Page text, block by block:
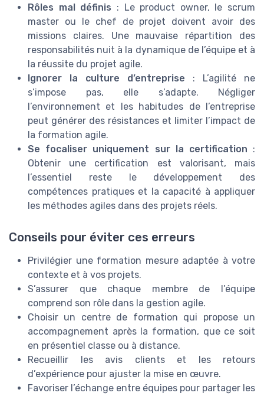
Rôles mal définis : Le product owner, le scrum
master ou le chef de projet doivent avoir des
missions claires. Une mauvaise répartition des
responsabilités nuit à la dynamique de l’équipe et à
la réussite du projet agile.
Ignorer la culture d’entreprise : L’agilité ne
s’impose pas, elle s’adapte. Négliger
l’environnement et les habitudes de l’entreprise
peut générer des résistances et limiter l’impact de
la formation agile.
Se focaliser uniquement sur la certification :
Obtenir une certification est valorisant, mais
l’essentiel reste le développement des
compétences pratiques et la capacité à appliquer
les méthodes agiles dans des projets réels.
Conseils pour éviter ces erreurs
Privilégier une formation mesure adaptée à votre
contexte et à vos projets.
S’assurer que chaque membre de l’équipe
comprend son rôle dans la gestion agile.
Choisir un centre de formation qui propose un
accompagnement après la formation, que ce soit
en présentiel classe ou à distance.
Recueillir les avis clients et les retours
d’expérience pour ajuster la mise en œuvre.
Favoriser l’échange entre équipes pour partager les